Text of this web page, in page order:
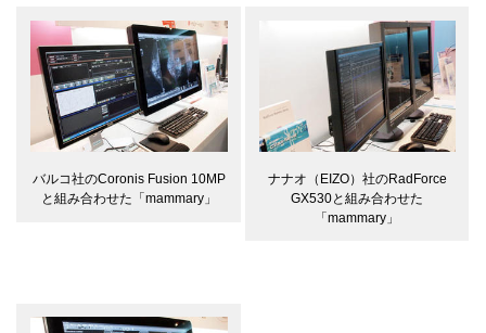
バルコ社のCoronis Fusion 10MP
と組み合わせた「mammary」
ナナオ（EIZO）社のRadForce
GX530と組み合わせた
「mammary」